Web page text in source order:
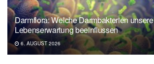
Darmflora: Welche Darmbakterien unsere
Lebenserwartung beeinflussen
6. AUGUST 2026